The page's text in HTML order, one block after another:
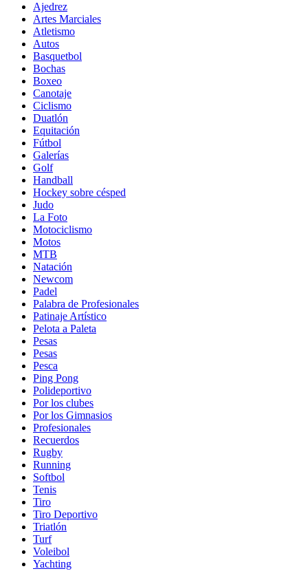
Ajedrez
Artes Marciales
Atletismo
Autos
Basquetbol
Bochas
Boxeo
Canotaje
Ciclismo
Duatlón
Equitación
Fútbol
Galerías
Golf
Handball
Hockey sobre césped
Judo
La Foto
Motociclismo
Motos
MTB
Natación
Newcom
Padel
Palabra de Profesionales
Patinaje Artístico
Pelota a Paleta
Pesas
Pesas
Pesca
Ping Pong
Polideportivo
Por los clubes
Por los Gimnasios
Profesionales
Recuerdos
Rugby
Running
Softbol
Tenis
Tiro
Tiro Deportivo
Triatlón
Turf
Voleibol
Yachting